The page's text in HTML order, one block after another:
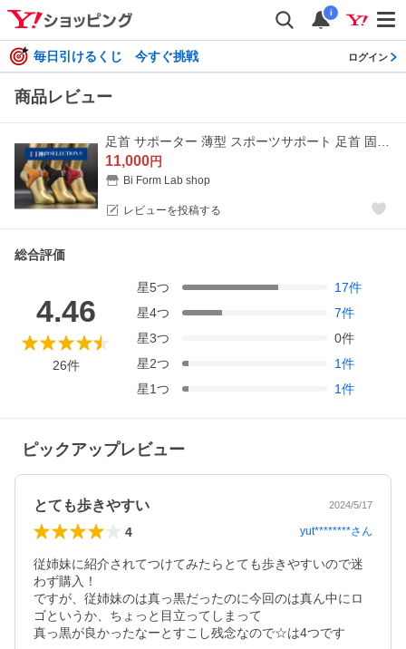
i
毎日引けるくじ 今すぐ挑戦 ログイン
商品レビュー
11,000円
Bi Form Lab shop
レビューを投稿する
総合評価
4.46
26件
星5つ 17件
星4つ 7件
星3つ 0件
星2つ 1件
星1つ 1件
ピックアップレビュー
とても歩きやすい 2024/5/17
4 yut********さん
従姉妹に紹介されてつけてみたらとても歩きやすいので迷
わず購入！
ですが、従姉妹のは真っ黒だったのに今回のは真ん中にロ
ゴというか、ちょっと目立ってしまって
真っ黒が良かったなーとすこし残念なので☆は4つです